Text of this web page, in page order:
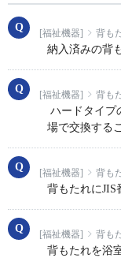
[福祉機器] 背も
納入済みの背
[福祉機器] 背も
ハードタイプ
場で交換する
[福祉機器] 背も
背もたれにJIS
[福祉機器] 背も
背もたれを浴